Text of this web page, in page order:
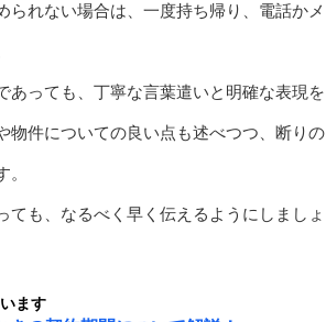
られない場合は、一度持ち帰り、電話かメ
あっても、丁寧な言葉遣いと明確な表現を
物件についての良い点も述べつつ、断りの
ても、なるべく早く伝えるようにしましょ
ます